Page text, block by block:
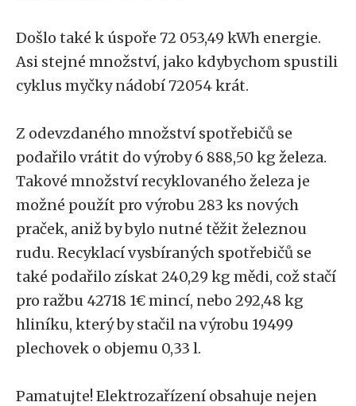
Došlo také k úspoře 72 053,49 kWh energie.
Asi stejné množství, jako kdybychom spustili
cyklus myčky nádobí 72054 krát.
Z odevzdaného množství spotřebičů se
podařilo vrátit do výroby 6 888,50 kg železa.
Takové množství recyklovaného železa je
možné použít pro výrobu 283 ks nových
praček, aniž by bylo nutné těžit železnou
rudu. Recyklací vysbíraných spotřebičů se
také podařilo získat 240,29 kg mědi, což stačí
pro ražbu 42718 1€ mincí, nebo 292,48 kg
hliníku, který by stačil na výrobu 19499
plechovek o objemu 0,33 l.
Pamatujte! Elektrozařízení obsahuje nejen